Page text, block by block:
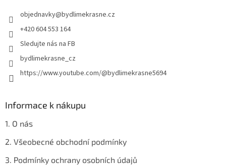
objednavky@bydlimekrasne.cz
+420 604 553 164
Sledujte nás na FB
bydlimekrasne_cz
https://www.youtube.com/@bydlimekrasne5694
Informace k nákupu
1. O nás
2. Všeobecné obchodní podmínky
3. Podmínky ochrany osobních údajů